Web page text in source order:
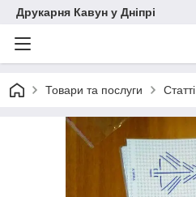
Друкарня Кавун у Дніпрі
Товари та послуги Статті